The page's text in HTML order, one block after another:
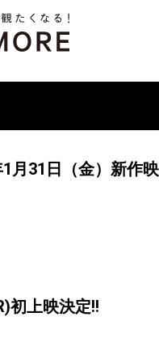
31日（金）新作
初上映決定!!